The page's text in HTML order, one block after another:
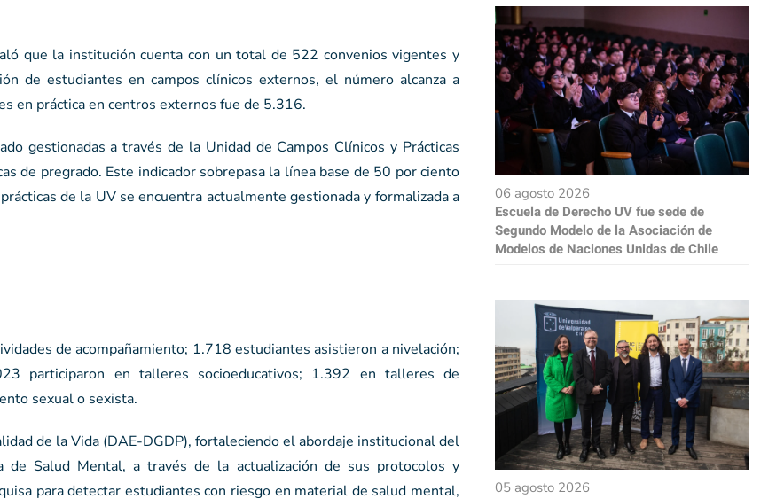
que la institución cuenta con un total de 522 convenios vigentes y
de estudiantes en campos clínicos externos, el número alcanza a
en práctica en centros externos fue de 5.316.
gestionadas a través de la Unidad de Campos Clínicos y Prácticas
de pregrado. Este indicador sobrepasa la línea base de 50 por ciento
de la UV se encuentra actualmente gestionada y formalizada a
de acompañamiento; 1.718 estudiantes asistieron a nivelación;
participaron en talleres socioeducativos; 1.392 en talleres de
sexual o sexista.
de la Vida (DAE-DGDP), fortaleciendo el abordaje institucional del
Salud Mental, a través de la actualización de sus protocolos y
para detectar estudiantes con riesgo en material de salud mental,
06 agosto 2026
Escuela de Derecho UV fue sede de
Segundo Modelo de la Asociación de
Modelos de Naciones Unidas de Chile
05 agosto 2026